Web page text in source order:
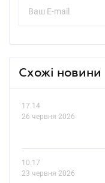
Схожі новини
17.14
26 червня 2026
10.17
23 червня 2026